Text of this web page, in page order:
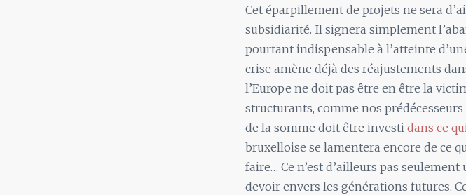
Cet éparpillement de projets ne sera
subsidiarité. Il signera simplement
pourtant indispensable à l’atteinte
crise amène déjà des réajustements
l’Europe ne doit pas être en être la
structurants, comme nos
de la somme doit être investi dans ce
bruxelloise se lamentera encore de ce
faire… Ce n’est d’ailleurs pas
devoir envers les générations futures.